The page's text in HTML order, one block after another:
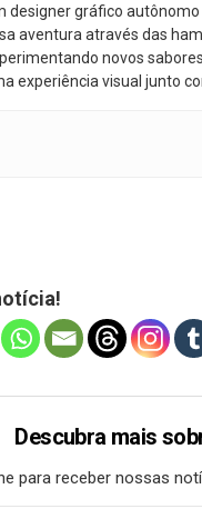
designer gráfico
aventura através das
novos
experiência visual junto
Descubra mais
para receber nossas